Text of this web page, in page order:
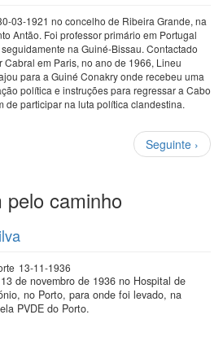
03-1921 no concelho de Ribeira Grande, na
Antão. Foi professor primário em Portugal
na Guiné-Bissau. Contactado
Cabral em Paris, no ano de 1966, Lineu
para a Guiné Conakry onde recebeu uma
política e instruções para regressar a Cabo
de participar na luta política clandestina.
Próxima
página
Seguinte ›
caminho
13-11-1936
de novembro de 1936 no Hospital de
no Porto, para onde foi levado, na
PVDE do Porto.